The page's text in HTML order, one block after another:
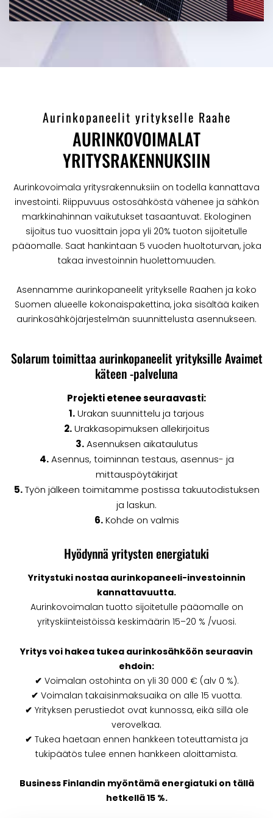
Aurinkopaneelit yritykselle Raahe
AURINKOVOIMALAT
YRITYSRAKENNUKSIIN
Aurinkovoimala yritysrakennuksiin on todella kannattava
investointi. Riippuvuus ostosähköstä vähenee ja sähkön
markkinahinnan vaikutukset tasaantuvat. Ekologinen
sijoitus tuo vuosittain jopa yli 20% tuoton sijoitetulle
pääomalle. Saat hankintaan 5 vuoden huoltoturvan, joka
takaa investoinnin huolettomuuden.
Asennamme aurinkopaneelit yritykselle Raahen ja koko
Suomen alueelle kokonaispakettina, joka sisältää kaiken
aurinkosähköjärjestelmän suunnittelusta asennukseen.
Solarum toimittaa aurinkopaneelit yrityksille Avaimet
käteen -palveluna
Projekti etenee seuraavasti:
1.Urakan suunnittelu ja tarjous
2.Urakkasopimuksen allekirjoitus
3.Asennuksen aikataulutus
4.Asennus, toiminnan testaus, asennus- ja
mittauspöytäkirjat
5.Työn jälkeen toimitamme postissa takuutodistuksen
ja laskun.
6.Kohde on valmis
Hyödynnä yritysten energiatuki
Yritystuki nostaa aurinkopaneeli-investoinnin
kannattavuutta.
Aurinkovoimalan tuotto sijoitetulle pääomalle on
yrityskiinteistöissä keskimäärin 15–20 % /vuosi.
Yritys voi hakea tukea aurinkosähköön seuraavin
ehdoin:
✔ Voimalan ostohinta on yli 30 000 € (alv 0 %).
✔ Voimalan takaisinmaksuaika on alle 15 vuotta.
✔ Yrityksen perustiedot ovat kunnossa, eikä sillä ole
verovelkaa.
✔ Tukea haetaan ennen hankkeen toteuttamista ja
tukipäätös tulee ennen hankkeen aloittamista.
Business Finlandin myöntämä energiatuki on tällä
hetkellä 15 %.